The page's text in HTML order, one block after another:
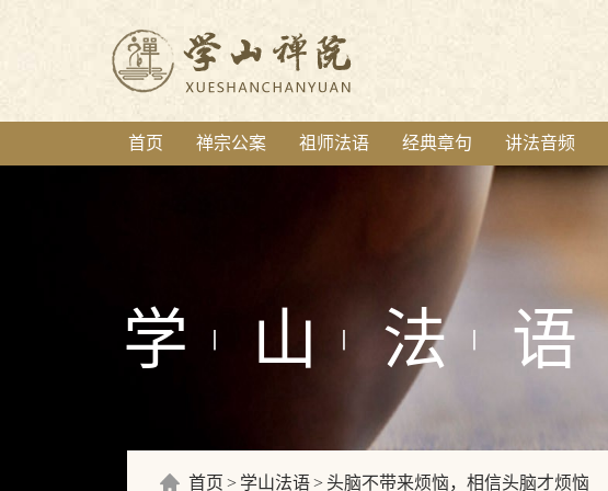
首页 禅宗公案 祖师法语 经典章句 讲法音频
学 山 法 语
首页 学山法语 头脑不带来烦恼，相信头脑才烦恼